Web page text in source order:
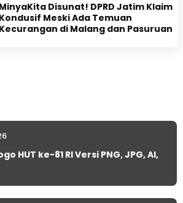
MinyaKita Disunat! DPRD Jatim Klaim
Kondusif Meski Ada Temuan
Kecurangan di Malang dan Pasuruan
HUT ke-81 RI Versi PNG, JPG, AI,